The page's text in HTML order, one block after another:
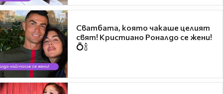
Сватбата, която чакаше целият
свят! Кристиано Роналдо се жени!
💍🍾